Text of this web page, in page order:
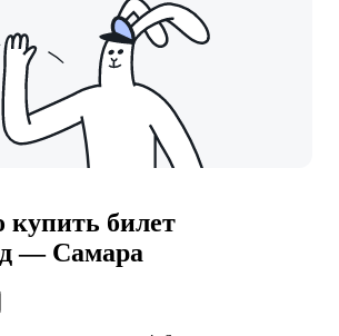
купить билет
— Самара